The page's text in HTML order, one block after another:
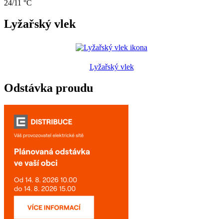
24/11 °C
Lyžařský vlek
Lyžařský vlek
Odstávka proudu